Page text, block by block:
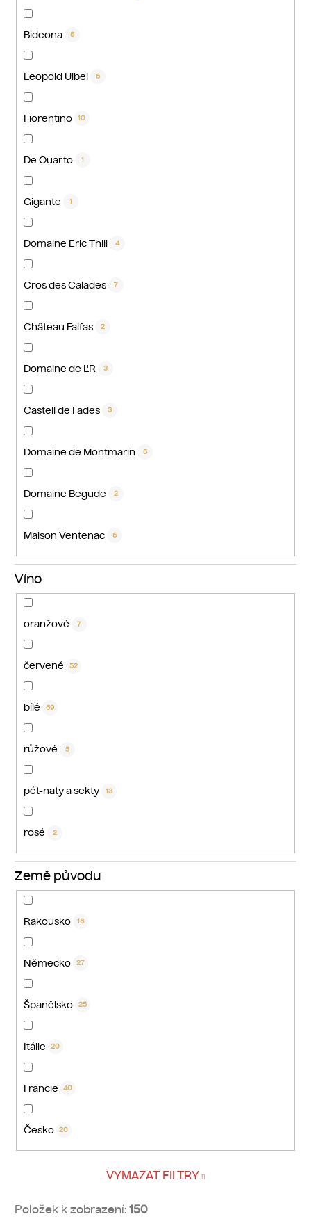
Bideona 8
Leopold Uibel 6
Fiorentino 10
De Quarto 1
Gigante 1
Domaine Eric Thill 4
Cros des Calades 7
Château Falfas 2
Domaine de L'R 3
Castell de Fades 3
Domaine de Montmarin 6
Domaine Begude 2
Maison Ventenac 6
Víno
oranžové 7
červené 52
bílé 69
růžové 5
pét-naty a sekty 13
rosé 2
Země původu
Rakousko 18
Německo 27
Španělsko 25
Itálie 20
Francie 40
Česko 20
VYMAZAT FILTRY
Položek k zobrazení: 150